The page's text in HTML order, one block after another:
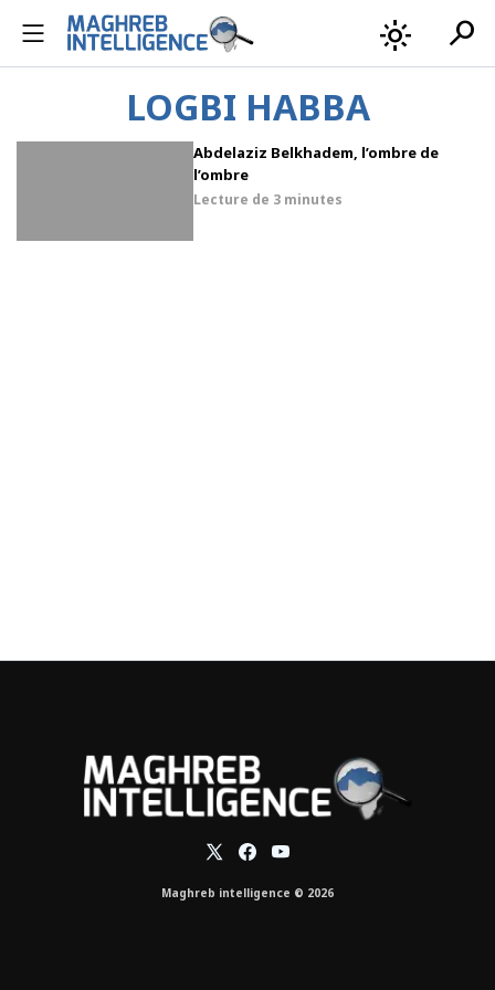
light_mode search
LOGBI HABBA
Abdelaziz Belkhadem, l’ombre de
l’ombre
Lecture de 3 minutes
Maghreb intelligence © 2026